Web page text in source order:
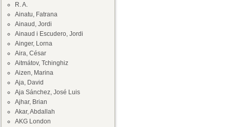
R. A.
Ainatu, Fatrana
Ainaud, Jordi
Ainaud i Escudero, Jordi
Ainger, Lorna
Aira, César
Aitmátov, Tchinghiz
Aizen, Marina
Aja, David
Aja Sánchez, José Luis
Ajhar, Brian
Akar, Abdallah
AKG London